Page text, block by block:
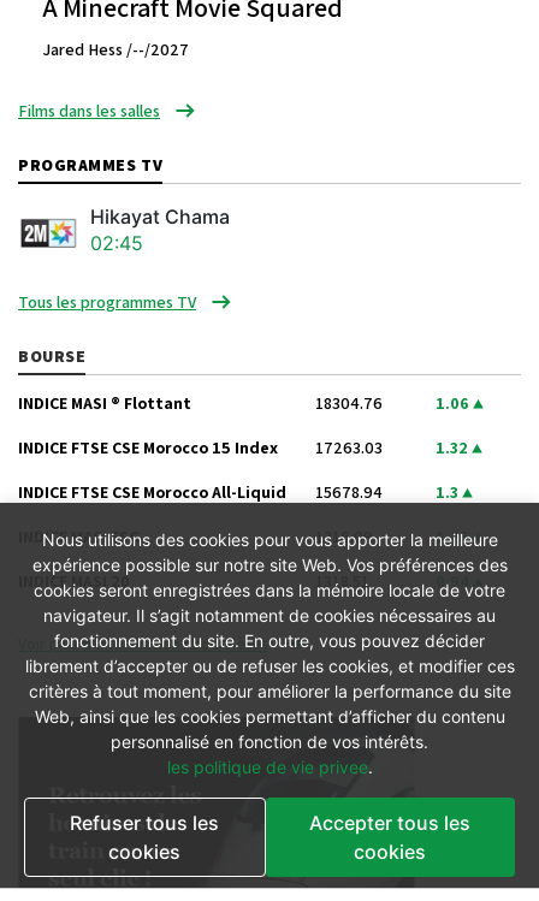
Jared Hess /--/2027
Films dans les salles
PROGRAMMES TV
Hikayat Chama
02:45
Tous les programmes TV
BOURSE
INDICE MASI ® Flottant 18304.76 1.06
INDICE FTSE CSE Morocco 15 Index 17263.03 1.32
INDICE FTSE CSE Morocco All-Liquid 15678.94 1.3
INDICE MASI ESG 1316.09 1.25
INDICE MASI 20 1318.51 0.94
Voir plus d’informations boursières
Nous utilisons des cookies pour vous apporter la meilleure
expérience possible sur notre site Web. Vos préférences des
cookies seront enregistrées dans la mémoire locale de votre
navigateur. Il s’agit notamment de cookies nécessaires au
fonctionnement du site. En outre, vous pouvez décider
librement d’accepter ou de refuser les cookies, et modifier ces
critères à tout moment, pour améliorer la performance du site
Web, ainsi que les cookies permettant d’afficher du contenu
personnalisé en fonction de vos intérêts.
les politique de vie privee.
Refuser tous les
cookies
Accepter tous les
cookies